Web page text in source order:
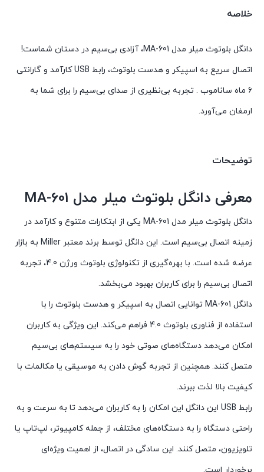
خلاصه
دانگل بلوتوث میلر مدل MA-601، آزادی بی‌سیم در دستان شماست!
اتصال سریع به اسپیکر و هدست بلوتوث، رابط USB کارآمد و گارانتی
6 ماه ساناموب . تجربه بی‌نظیری از صدای بی‌سیم را برای شما به
ارمغان می‌آورد.
توضیحات
معرفی دانگل بلوتوث میلر مدل MA-601
دانگل بلوتوث میلر مدل MA-601 یکی از ابتکارات متنوع و کارآمد در
زمینه اتصال بی‌سیم است. این دانگل توسط برند معتبر Miller به بازار
عرضه شده است. با بهره‌گیری از تکنولوژی بلوتوث ورژن 4.0، تجربه
اتصال بی‌سیم را برای کاربران بهبود می‌بخشد.
دانگل MA-601 توانایی اتصال به اسپیکر و هدست بلوتوث را با
استفاده از فناوری بلوتوث 4.0 فراهم می‌کند. این ویژگی به کاربران
امکان می‌دهد دستگاه‌های صوتی خود را به سیستم‌های بی‌سیم
متصل کنند. همچنین از تجربه گوش دادن به موسیقی یا مکالمات با
کیفیت بالا لذت ببرند.
رابط USB این دانگل این امکان را به کاربران می‌دهد تا به سرعت و به
راحتی دستگاه را به دستگاه‌های مختلف، از جمله کامپیوتر، لپ‌تاپ یا
تلویزیون، متصل کنند. این سادگی در اتصال، از اهمیت ویژه‌ای